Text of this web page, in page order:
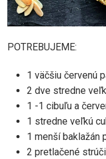
POTREBUJEME:
1 väčšiu červenú
2 dve stredne
1 -1 cibuľu a
1 stredne veľkú
1 menší baklažán
2 pretlačené